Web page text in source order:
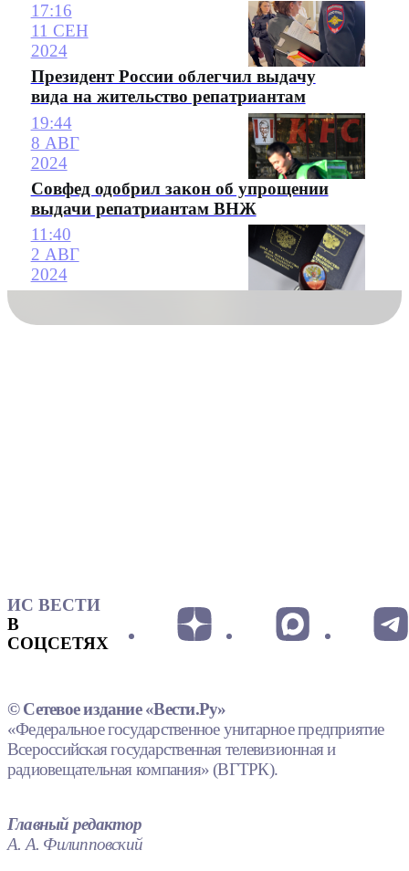
17:16
11 СЕН
2024
Президент России облегчил выдачу
вида на жительство репатриантам
19:44
8 АВГ
2024
Совфед одобрил закон об упрощении
выдачи репатриантам ВНЖ
11:40
2 АВГ
2024
ИС ВЕСТИ
В
СОЦСЕТЯХ
© Сетевое издание «Вести.Ру»
«Федеральное государственное унитарное предприятие
Всероссийская государственная телевизионная и
радиовещательная компания» (ВГТРК).
Главный редактор
А. А. Филипповский